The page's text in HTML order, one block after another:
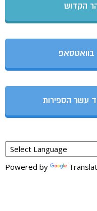
הקדוש
בוואטסאפ
עשר הספירות
Powered by